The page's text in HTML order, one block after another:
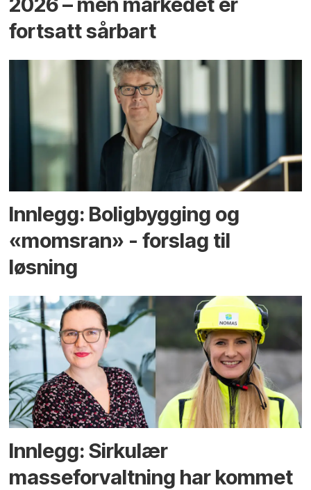
fortsatt sårbart
Innlegg: Boligbygging og
«momsran» - forslag til
løsning
Innlegg: Sirkulær
masseforvaltning har kommet